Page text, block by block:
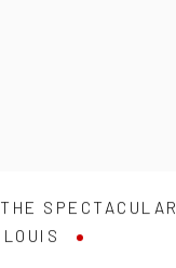
THE SPECTACULAR